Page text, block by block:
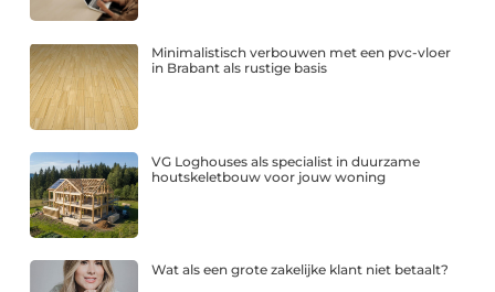
Minimalistisch verbouwen met een pvc-vloer
in Brabant als rustige basis
VG Loghouses als specialist in duurzame
houtskeletbouw voor jouw woning
Wat als een grote zakelijke klant niet betaalt?